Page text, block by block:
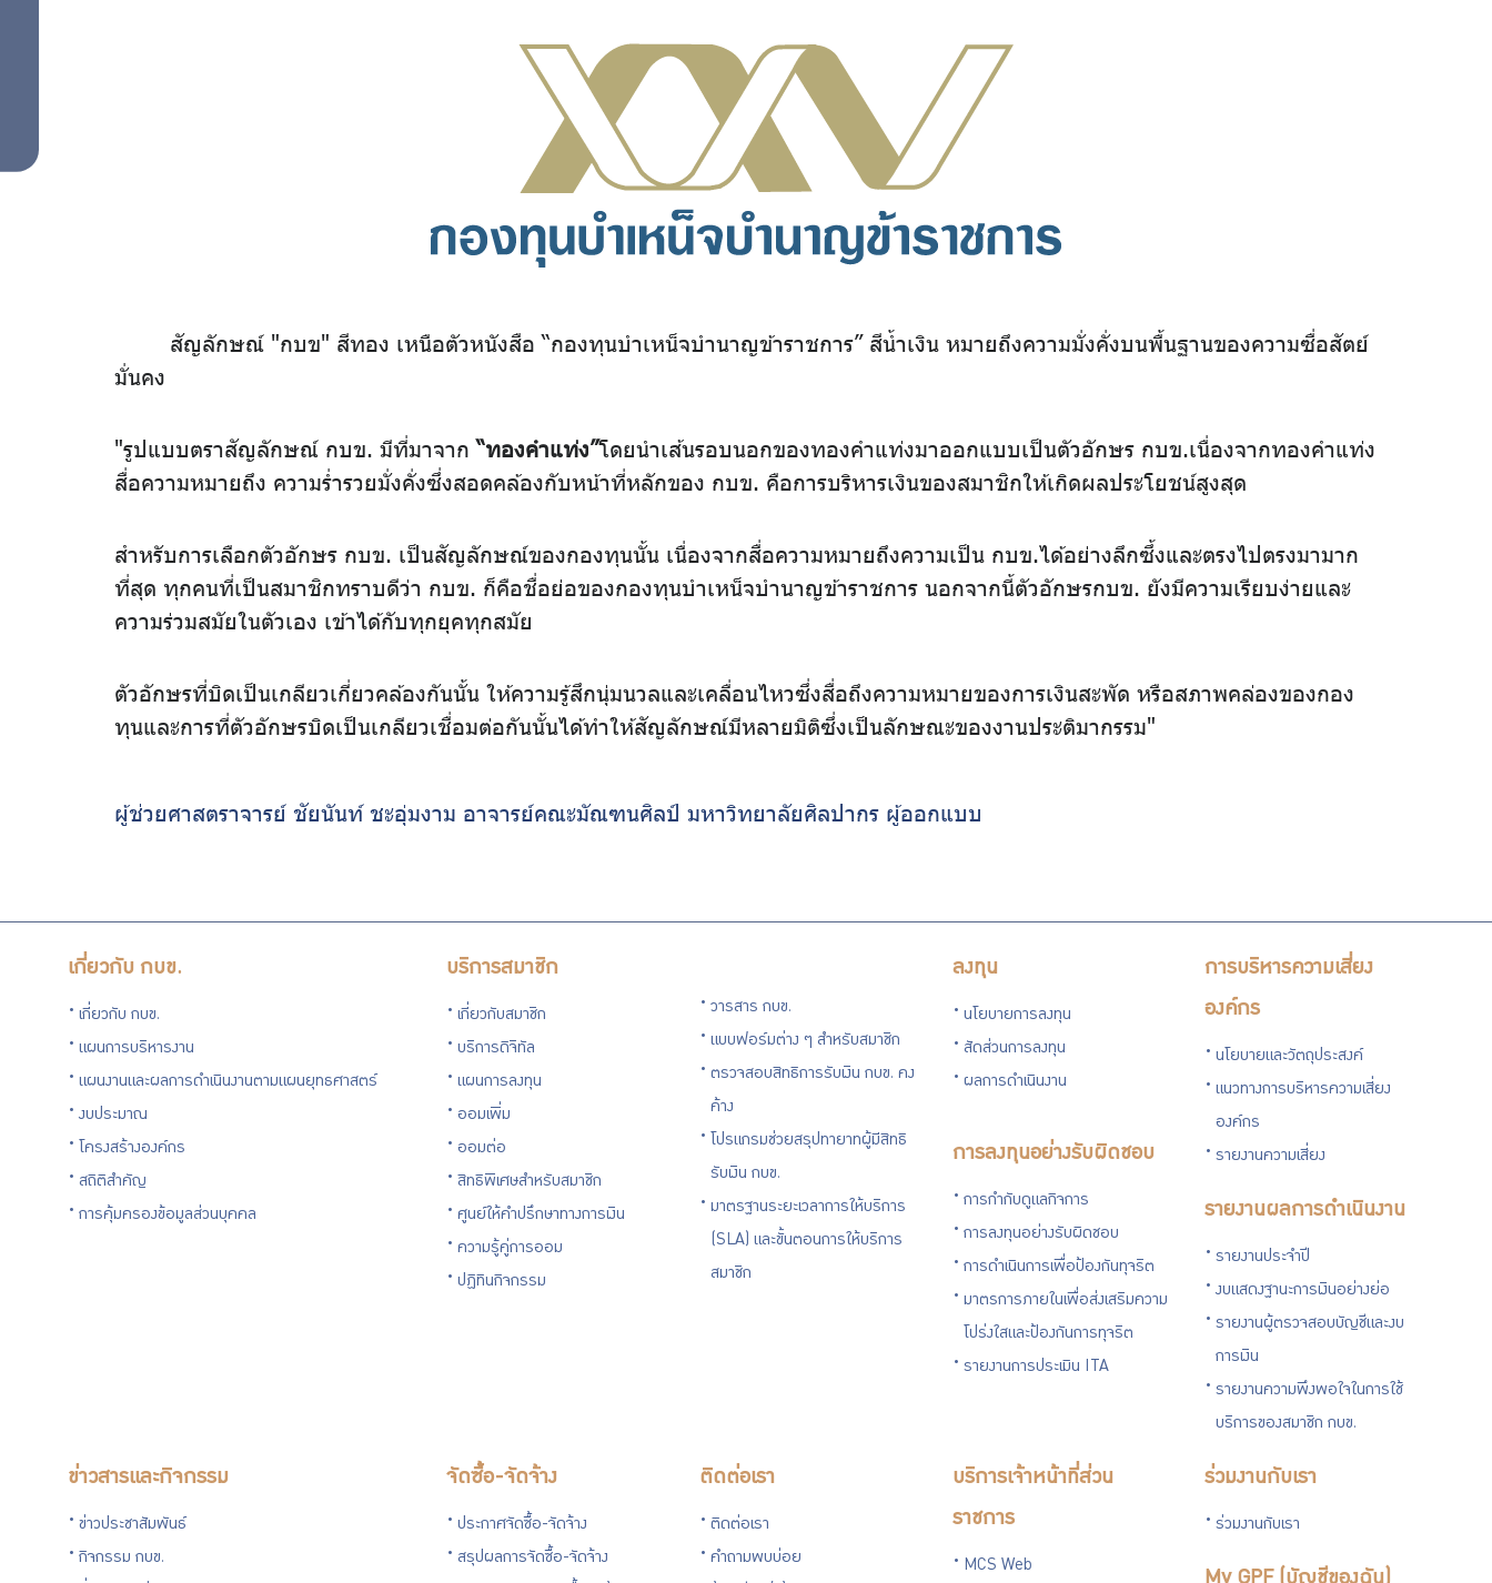
สัญลักษณ์ "กบข" สีทอง เหนือตัวหนังสือ “กองทุนบำเหน็จบำนาญข้าราชการ” สีน้ำเงิน หมายถึงความมั่งคั่งบนพื้นฐานของความซื่อสัตย์
มั่นคง
"รูปแบบตราสัญลักษณ์ กบข. มีที่มาจาก“ทองคำแท่ง”โดยนำเส้นรอบนอกของทองคำแท่งมาออกแบบเป็นตัวอักษร กบข.เนื่องจากทองคำแท่ง
สื่อความหมายถึง ความร่ำรวยมั่งคั่งซึ่งสอดคล้องกับหน้าที่หลักของ กบข. คือการบริหารเงินของสมาชิกให้เกิดผลประโยชน์สูงสุด
สำหรับการเลือกตัวอักษร กบข. เป็นสัญลักษณ์ของกองทุนนั้น เนื่องจากสื่อความหมายถึงความเป็น กบข.ได้อย่างลึกซึ้งและตรงไปตรงมามาก
ที่สุด ทุกคนที่เป็นสมาชิกทราบดีว่า กบข. ก็คือชื่อย่อของกองทุนบำเหน็จบำนาญข้าราชการ นอกจากนี้ตัวอักษรกบข. ยังมีความเรียบง่ายและ
ความร่วมสมัยในตัวเอง เข้าได้กับทุกยุคทุกสมัย
ตัวอักษรที่บิดเป็นเกลียวเกี่ยวคล้องกันนั้น ให้ความรู้สึกนุ่มนวลและเคลื่อนไหวซึ่งสื่อถึงความหมายของการเงินสะพัด หรือสภาพคล่องของกอง
ทุนและการที่ตัวอักษรบิดเป็นเกลียวเชื่อมต่อกันนั้นได้ทำให้สัญลักษณ์มีหลายมิติซึ่งเป็นลักษณะของงานประติมากรรม"
ผู้ช่วยศาสตราจารย์ ชัยนันท์ ชะอุ่มงาม อาจารย์คณะมัณฑนศิลป์ มหาวิทยาลัยศิลปากร ผู้ออกแบบ
เกี่ยวกับ กบข.
เกี่ยวกับ กบข.
แผนการบริหารงาน
แผนงานและผลการดำเนินงานตามแผนยุทธศาสตร์
งบประมาณ
โครงสร้างองค์กร
สถิติสำคัญ
การคุ้มครองข้อมูลส่วนบุคคล
บริการสมาชิก
เกี่ยวกับสมาชิก
บริการดิจิทัล
แผนการลงทุน
ออมเพิ่ม
ออมต่อ
สิทธิพิเศษสำหรับสมาชิก
ศูนย์ให้คำปรึกษาทางการเงิน
ความรู้คู่การออม
ปฏิทินกิจกรรม
วารสาร กบข.
แบบฟอร์มต่าง ๆ สำหรับสมาชิก
ตรวจสอบสิทธิการรับเงิน กบข. คง
ค้าง
โปรแกรมช่วยสรุปทายาทผู้มีสิทธิ
รับเงิน กบข.
มาตรฐานระยะเวลาการให้บริการ
(SLA) และขั้นตอนการให้บริการ
สมาชิก
ลงทุน
นโยบายการลงทุน
สัดส่วนการลงทุน
ผลการดำเนินงาน
การลงทุนอย่างรับผิดชอบ
การกำกับดูแลกิจการ
การลงทุนอย่างรับผิดชอบ
การดำเนินการเพื่อป้องกันทุจริต
มาตรการภายในเพื่อส่งเสริมความ
โปร่งใสและป้องกันการทุจริต
รายงานการประเมิน ITA
การบริหารความเสี่ยง
องค์กร
นโยบายและวัตถุประสงค์
แนวทางการบริหารความเสี่ยง
องค์กร
รายงานความเสี่ยง
รายงานผลการดำเนินงาน
รายงานประจำปี
งบแสดงฐานะการเงินอย่างย่อ
รายงานผู้ตรวจสอบบัญชีและงบ
การเงิน
รายงานความพึงพอใจในการใช้
บริการของสมาชิก กบข.
ข่าวสารและกิจกรรม
ข่าวประชาสัมพันธ์
กิจกรรม กบข.
จัดซื้อ-จัดจ้าง
ประกาศจัดซื้อ-จัดจ้าง
สรุปผลการจัดซื้อ-จัดจ้าง
ติดต่อเรา
ติดต่อเรา
คำถามพบบ่อย
บริการเจ้าหน้าที่ส่วน
ราชการ
MCS Web
ร่วมงานกับเรา
ร่วมงานกับเรา